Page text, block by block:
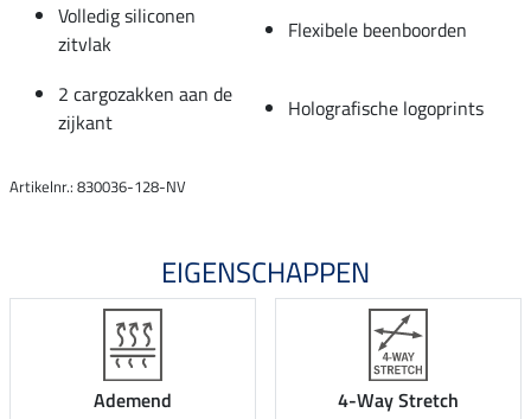
Volledig siliconen
zitvlak
Flexibele beenboorden
2 cargozakken aan de
zijkant
Holografische logoprints
Artikelnr.: 830036-128-NV
EIGENSCHAPPEN
Ademend 4-Way Stretch